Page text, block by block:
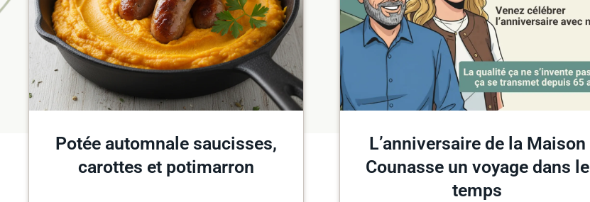
Potée automnale saucisses,
carottes et potimarron
L’anniversaire de la Maison
Counasse un voyage dans le
temps